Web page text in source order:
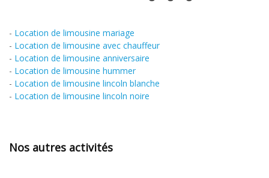
- Location de limousine mariage
- Location de limousine avec chauffeur
- Location de limousine anniversaire
- Location de limousine hummer
- Location de limousine lincoln blanche
- Location de limousine lincoln noire
Nos autres activités